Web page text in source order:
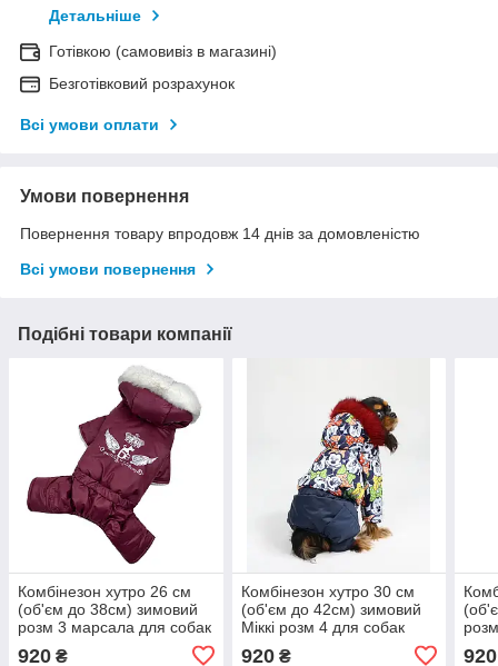
Детальніше
Готівкою (самовивіз в магазині)
Безготівковий розрахунок
Всі умови оплати
Умови повернення
Повернення товару впродовж 14 днів за домовленістю
Всі умови повернення
Подібні товари компанії
Комбінезон хутро 26 см
(об'єм до 38см) зимовий
розм 3 марсала для собак
920 ₴
Комбінезон хутро 30 см
(об'єм до 42см) зимовий
Міккі розм 4 для собак
920₴ 920